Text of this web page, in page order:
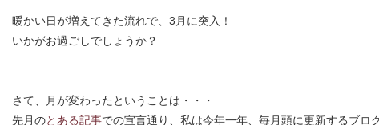
暖かい日が増えてきた流れで、3月に突入！
いかがお過ごしでしょうか？
さて、月が変わったということは・・・
先月のとある記事での宣言通り、私は今年一年、毎月頭に更新するブロ